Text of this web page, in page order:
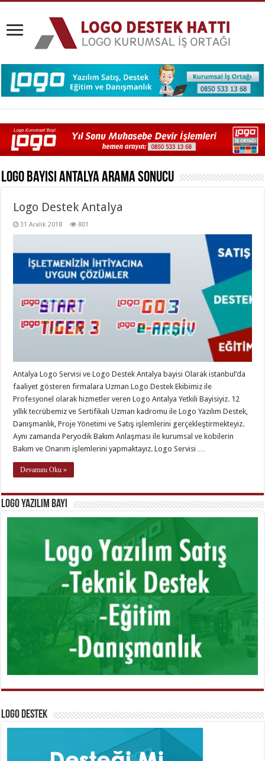
Logo Bayisi AntalyaArama Sonucu
Logo Destek Antalya
31 Aralık 2018 801
Antalya Logo Servisi ve Logo Destek Antalya bayisi Olarak istanbul‘da
faaliyet gösteren firmalara Uzman Logo Destek Ekibimiz ile
Profesyonel olarak hizmetler veren Logo Antalya Yetkili Bayisiyiz. 12
yıllık tecrübemiz ve Sertifikalı Uzman kadromu ile Logo Yazılım Destek,
Danışmanlık, Proje Yönetimi ve Satış işlemlerini gerçekleştirmekteyiz.
Aynı zamanda Peryodik Bakım Anlaşması ile kurumsal ve kobilerin
Bakım ve Onarım işlemlerini yapmaktayız. Logo Servisi …
Devamını Oku »
Logo Yazılım Bayi
Logo Destek